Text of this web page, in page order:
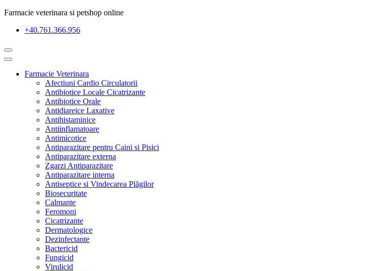
Farmacie veterinara si petshop online
+40.761.366.956
Farmacie Veterinara
Afectiuni Cardio Circulatorii
Antibiotice Locale Cicatrizante
Antibiotice Orale
Antidiareice Laxative
Antihistaminice
Antiinflamatoare
Antimicotice
Antiparazitare pentru Caini si Pisici
Antiparazitare externa
Zgarzi Antiparazitare
Antiparazitare interna
Antiseptice si Vindecarea Plăgilor
Biosecuritate
Calmante
Feromoni
Cicatrizante
Dermatologice
Dezinfectante
Bactericid
Fungicid
Virulicid